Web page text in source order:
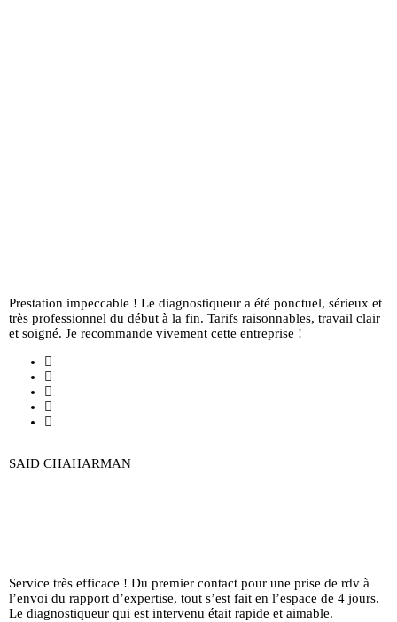
Prestation impeccable ! Le diagnostiqueur a été ponctuel, sérieux et
très professionnel du début à la fin. Tarifs raisonnables, travail clair
et soigné. Je recommande vivement cette entreprise !
SAID CHAHARMAN
Service très efficace ! Du premier contact pour une prise de rdv à
l’envoi du rapport d’expertise, tout s’est fait en l’espace de 4 jours.
Le diagnostiqueur qui est intervenu était rapide et aimable.